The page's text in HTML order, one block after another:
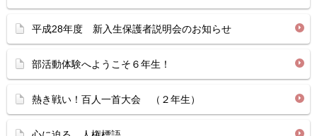
平成28年度 新入生保護者説明会のお知らせ
部活動体験へようこそ６年生！
熱き戦い！百人一首大会 （２年生）